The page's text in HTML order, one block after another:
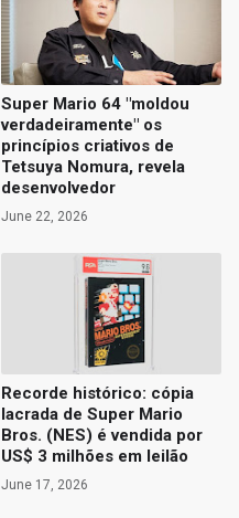
Super Mario 64 "moldou
verdadeiramente" os
princípios criativos de
Tetsuya Nomura, revela
desenvolvedor
June 22, 2026
Recorde histórico: cópia
lacrada de Super Mario
Bros. (NES) é vendida por
US$ 3 milhões em leilão
June 17, 2026